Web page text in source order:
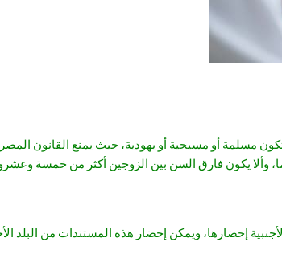
أو مسيحية أو يهودية، حيث يمنع القانون
وألا يكون فارق السن بين الزوجين أكثر من خمسة
ويمكن إحضار هذه المستندات من البلد